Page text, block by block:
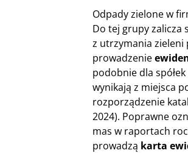
Odpady zielone w
Do tej grupy zalicza
z utrzymania zieleni
prowadzenie
podobnie dla
wynikają z miejsca
rozporządzenie
2024). Poprawne
mas w raportach
prowadzą karta